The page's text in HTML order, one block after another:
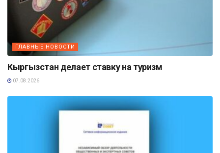
ГЛАВНЫЕ НОВОСТИ
Кыргызстан делает ставку на туризм
07.08.2026